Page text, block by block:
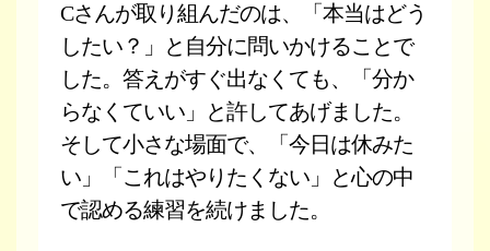
Cさんが取り組んだのは、「本当はどう
したい？」と自分に問いかけることで
した。答えがすぐ出なくても、「分か
らなくていい」と許してあげました。
そして小さな場面で、「今日は休みた
い」「これはやりたくない」と心の中
で認める練習を続けました。